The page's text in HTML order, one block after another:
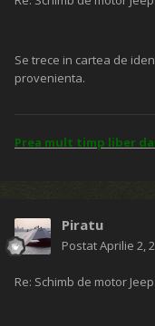
Se trece in cartea de
provenienta.
Prea mult timp liber
Piratu
PostatAprilie 2,
Re: Schimb de motor